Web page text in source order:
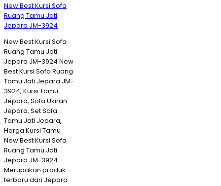
New Best Kursi Sofa
Ruang Tamu Jati
Jepara JM-3924
New Best Kursi Sofa
Ruang Tamu Jati
Jepara JM-3924 New
Best Kursi Sofa Ruang
Tamu Jati Jepara JM-
3924, Kursi Tamu
Jepara, Sofa Ukiran
Jepara, Set Sofa
Tamu Jati Jepara,
Harga Kursi Tamu
New Best Kursi Sofa
Ruang Tamu Jati
Jepara JM-3924
Merupakan produk
terbaru dari Jepara